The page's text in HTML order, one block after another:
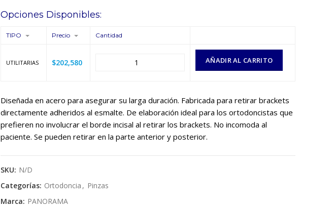
Opciones Disponibles:
TIPO Precio Cantidad
UTILITARIAS $202,580 AÑADIR AL CARRITO
Diseñada en acero para asegurar su larga duración. Fabricada para retirar brackets
directamente adheridos al esmalte. De elaboración ideal para los ortodoncistas que
prefieren no involucrar el borde incisal al retirar los brackets. No incomoda al
paciente. Se pueden retirar en la parte anterior y posterior.
SKU: N/D
Categorías: Ortodoncia , Pinzas
Marca: PANORAMA